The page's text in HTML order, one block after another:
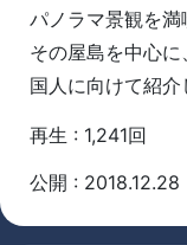
パノラマ景観を満
その屋島を中心
国人に向けて紹介
再生 : 1,241回
公開 : 2018.12.28